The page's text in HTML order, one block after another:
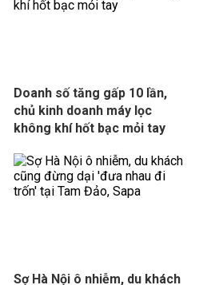
Doanh số tăng gấp 10 lần,
chủ kinh doanh máy lọc
không khí hốt bạc mỏi tay
Sợ Hà Nội ô nhiễm, du khách